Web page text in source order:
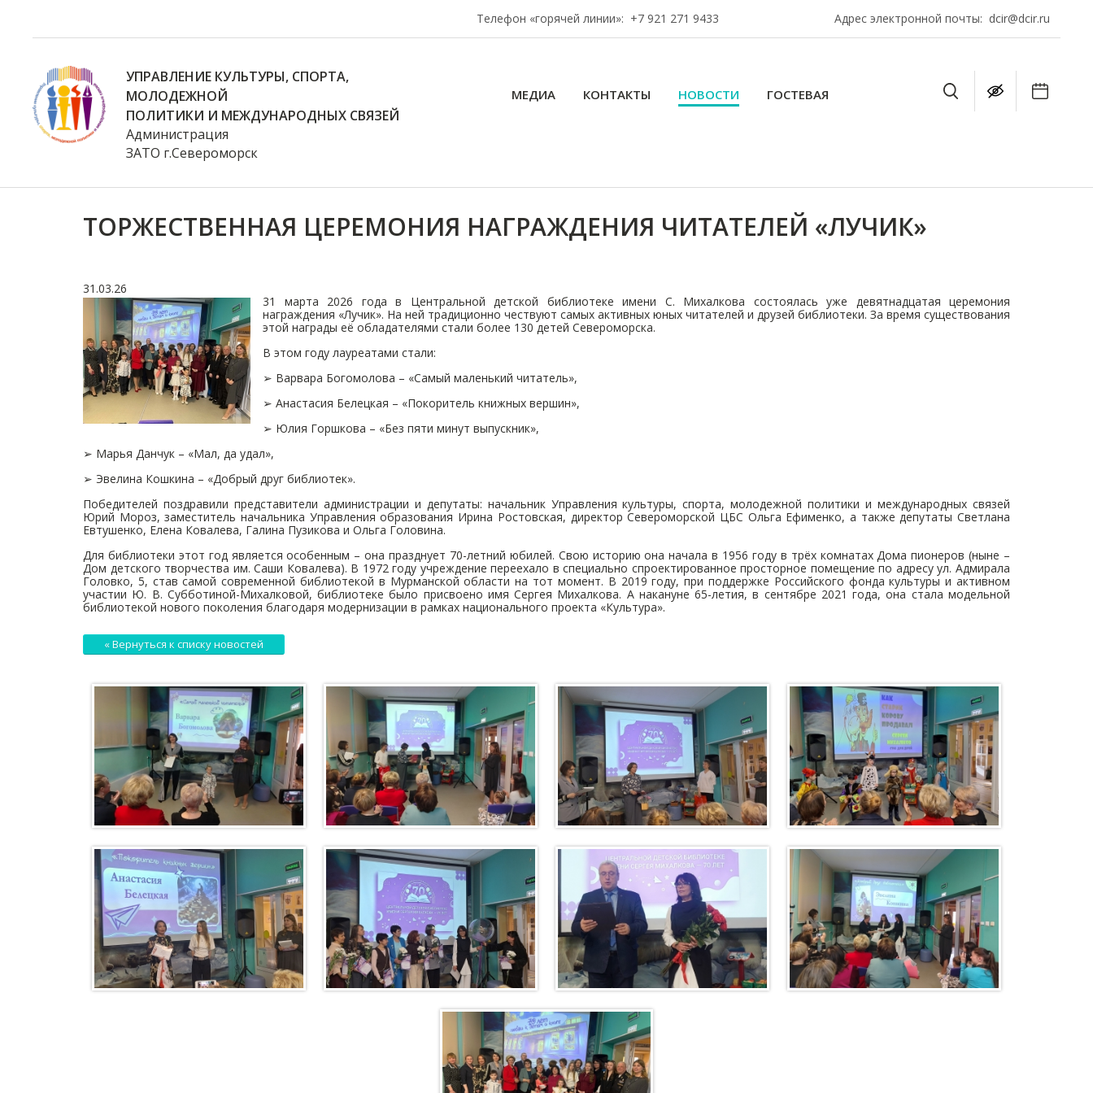
Телефон «горячей линии»: +7 921 271 9433 Адрес электронной почты: dcir@dcir.ru
УПРАВЛЕНИЕ КУЛЬТУРЫ, СПОРТА,
МОЛОДЕЖНОЙ
ПОЛИТИКИ И МЕЖДУНАРОДНЫХ СВЯЗЕЙ
Администрация
ЗАТО г.Североморск
МЕДИА КОНТАКТЫ НОВОСТИ ГОСТЕВАЯ
ТОРЖЕСТВЕННАЯ ЦЕРЕМОНИЯ НАГРАЖДЕНИЯ ЧИТАТЕЛЕЙ «ЛУЧИК»
31.03.26
31 марта 2026 года в Центральной детской библиотеке имени С. Михалкова состоялась уже девятнадцатая церемония
награждения «Лучик». На ней традиционно чествуют самых активных юных читателей и друзей библиотеки. За время существования
этой награды её обладателями стали более 130 детей Североморска.
В этом году лауреатами стали:
➢ Варвара Богомолова – «Самый маленький читатель»,
➢ Анастасия Белецкая – «Покоритель книжных вершин»,
➢ Юлия Горшкова – «Без пяти минут выпускник»,
➢ Марья Данчук – «Мал, да удал»,
➢ Эвелина Кошкина – «Добрый друг библиотек».
Победителей поздравили представители администрации и депутаты: начальник Управления культуры, спорта, молодежной политики и международных связей
Юрий Мороз, заместитель начальника Управления образования Ирина Ростовская, директор Североморской ЦБС Ольга Ефименко, а также депутаты Светлана
Евтушенко, Елена Ковалева, Галина Пузикова и Ольга Головина.
Для библиотеки этот год является особенным – она празднует 70-летний юбилей. Свою историю она начала в 1956 году в трёх комнатах Дома пионеров (ныне –
Дом детского творчества им. Саши Ковалева). В 1972 году учреждение переехало в специально спроектированное просторное помещение по адресу ул. Адмирала
Головко, 5, став самой современной библиотекой в Мурманской области на тот момент. В 2019 году, при поддержке Российского фонда культуры и активном
участии Ю. В. Субботиной-Михалковой, библиотеке было присвоено имя Сергея Михалкова. А накануне 65-летия, в сентябре 2021 года, она стала модельной
библиотекой нового поколения благодаря модернизации в рамках национального проекта «Культура».
« Вернуться к списку новостей